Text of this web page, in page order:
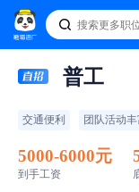
普工
交通便利 团队活动丰
5000-6000元
到手工资